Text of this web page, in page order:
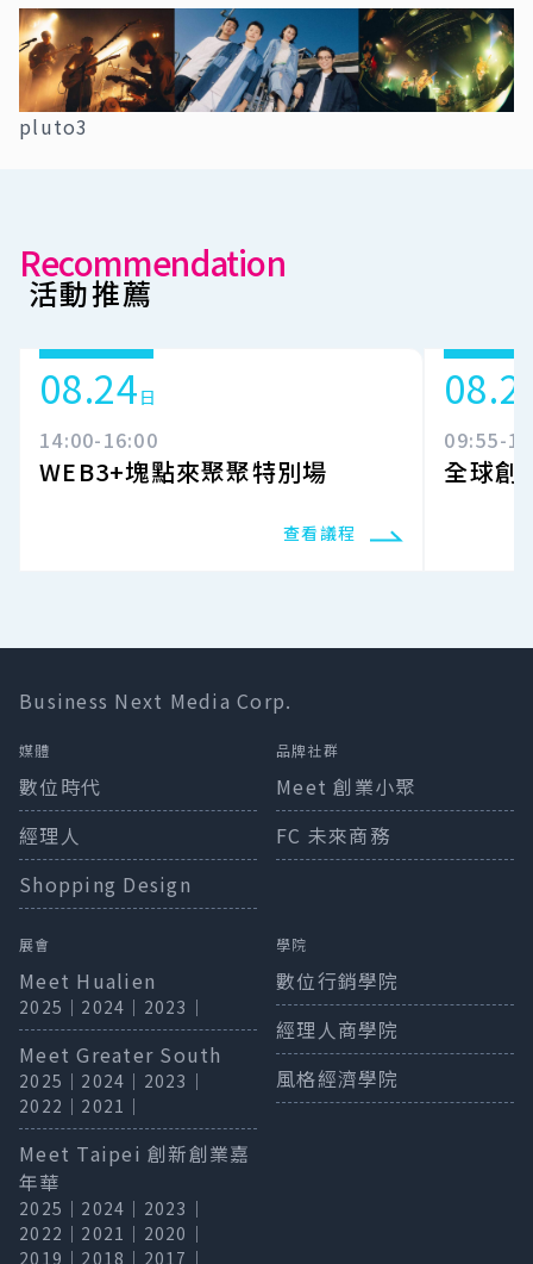
pluto3
Recommendation
活動推薦
08.24 日
14:00-16:00
WEB3+塊點來聚聚特別場
查看議程
09:55-
全球創
Business Next Media Corp.
媒體
數位時代
經理人
Shopping Design
品牌社群
Meet 創業小聚
FC 未來商務
展會
Meet Hualien
2025 ｜ 2024 ｜ 2023 ｜
Meet Greater South
2025 ｜ 2024 ｜ 2023 ｜
2022 ｜ 2021 ｜
Meet Taipei 創新創業嘉
年華
2025 ｜ 2024 ｜ 2023 ｜
2022 ｜ 2021 ｜ 2020 ｜
2019 ｜ 2018 ｜ 2017 ｜
學院
數位行銷學院
經理人商學院
風格經濟學院